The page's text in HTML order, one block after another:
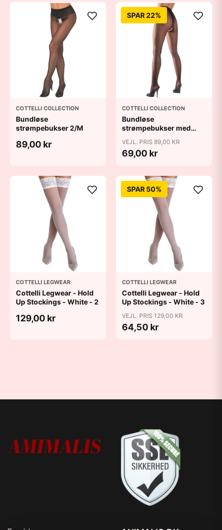
COTTELLI COLLECTION
Bundløse
strømpebukser 2/M
89,00 kr
SPAR 22%
COTTELLI COLLECTION
Bundløse
strømpebukser med
VEJL. PRIS 89,00 KR
69,00 kr
COTTELLI LEGWEAR
Cottelli Legwear - Hold
Up Stockings - White - 2
129,00 kr
SPAR 50%
COTTELLI LEGWEAR
Cottelli Legwear - Hold
Up Stockings - White - 3
VEJL. PRIS 129,00 KR
64,50 kr